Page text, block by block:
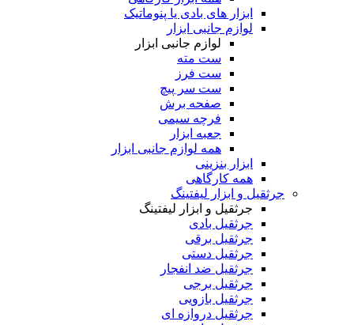
ابزار های بادی یا پنوماتیک
لوازم جانبی ابزار
لوازم جانبی ابزار
ست مته
ست فرز
ست سر پیچ
صفحه برش
فرچه سیمی
جعبه ابزار
همه لوازم جانبی ابزار
ابزار بنزینی
همه کارگاهی
جرثقیل و ابزار لیفتینگ
جرثقیل و ابزار لیفتینگ
جرثقیل بادی
جرثقیل برقی
جرثقیل دستی
جرثقیل ضد انفجار
جرثقیل برجی
جرثقیل بازویی
جرثقیل دروازه ای